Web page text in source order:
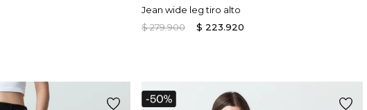
Jean wide leg tiro alto
$279.900 $ 223.920